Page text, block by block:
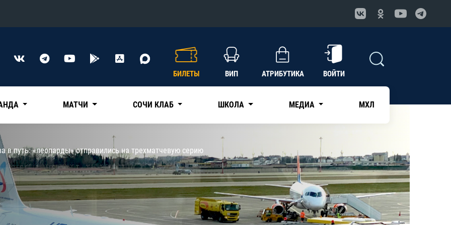
Конференция «Восток»
Трактор
Дивизион Чернышева
Авангард
Адмирал
КХЛ
БИЛЕТЫ ВИП АТРИБУТИКА ВОЙТИ
МАТЧИ СОЧИ КЛАБ ШКОЛА МЕДИА МХЛ
в путь: «леопарды» отправились на трехматчевую серию